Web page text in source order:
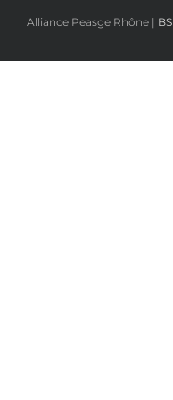
Alliance Peasge Rhône | BS